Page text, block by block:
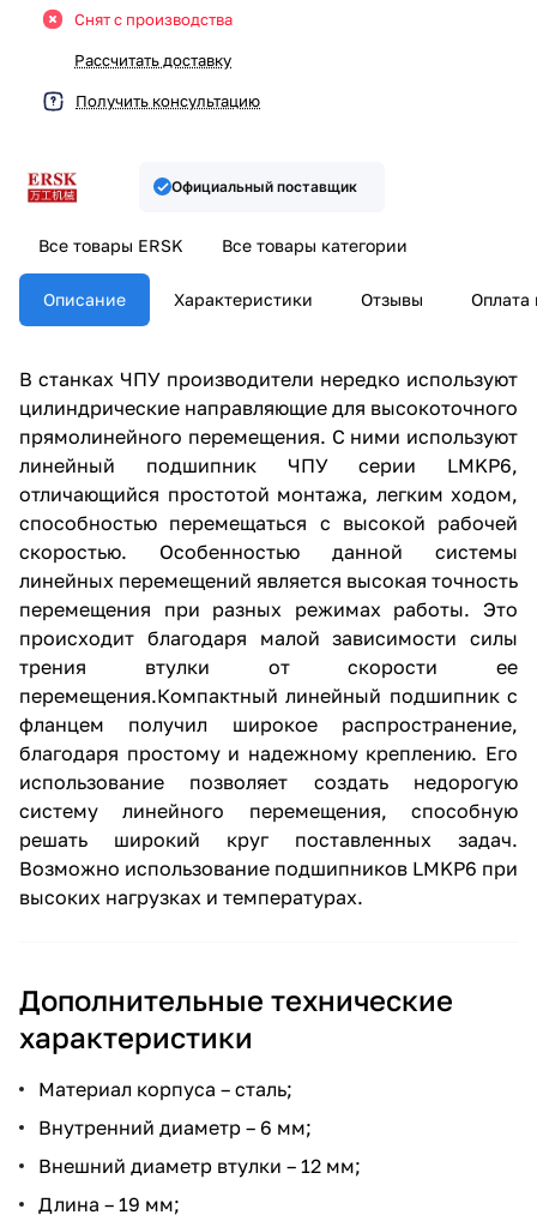
Снят с производства
Рассчитать доставку
Получить консультацию
Официальный поставщик
Все товары ERSK Все товары категории
Описание Характеристики Отзывы Оплата
В станках ЧПУ производители нередко используют
цилиндрические направляющие для высокоточного
прямолинейного перемещения. С ними используют
линейный подшипник ЧПУ серии LMKP6,
отличающийся простотой монтажа, легким ходом,
способностью перемещаться с высокой рабочей
скоростью. Особенностью данной системы
линейных перемещений является высокая точность
перемещения при разных режимах работы. Это
происходит благодаря малой зависимости силы
трения втулки от скорости ее
перемещения.Компактный линейный подшипник с
фланцем получил широкое распространение,
благодаря простому и надежному креплению. Его
использование позволяет создать недорогую
систему линейного перемещения, способную
решать широкий круг поставленных задач.
Возможно использование подшипников LMKP6 при
высоких нагрузках и температурах.
Дополнительные технические
характеристики
Материал корпуса – сталь;
Внутренний диаметр – 6 мм;
Внешний диаметр втулки – 12 мм;
Длина – 19 мм;